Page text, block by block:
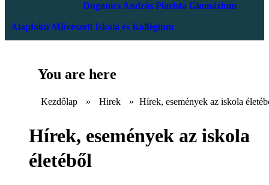
Dugonics András Piarista Gimnázium
Alapfokú Művészeti Iskola és Kollégium
You are here
Kezdőlap » Hirek » Hírek, események az iskola
Hírek, események az iskola
életéből